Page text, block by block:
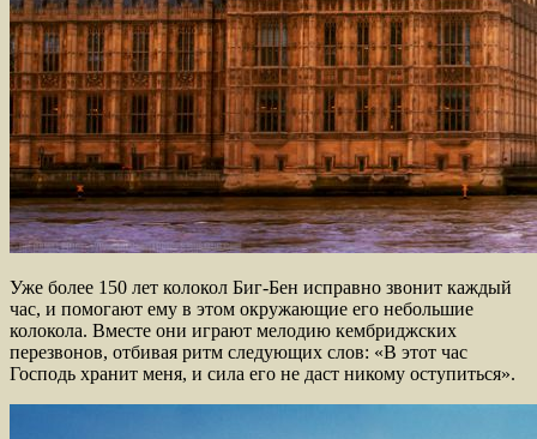
Уже более 150 лет колокол Биг-Бен исправно звонит каждый
час, и помогают ему в этом окружающие его небольшие
колокола. Вместе они играют мелодию кембриджских
перезвонов, отбивая ритм следующих слов: «В этот час
Господь хранит меня, и сила его не даст никому оступиться».